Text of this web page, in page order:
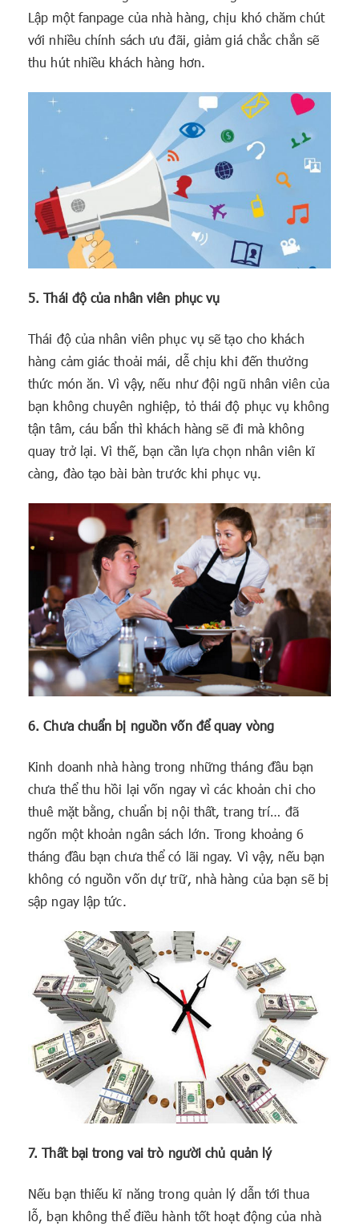
Lập một fanpage của nhà hàng, chịu khó chăm chút
với nhiều chính sách ưu đãi, giảm giá chắc chắn sẽ
thu hút nhiều khách hàng hơn.
5. Thái độ của nhân viên phục vụ
Thái độ của nhân viên phục vụ sẽ tạo cho khách
hàng cảm giác thoải mái, dễ chịu khi đến thưởng
thức món ăn. Vì vậy, nếu như đội ngũ nhân viên của
bạn không chuyên nghiệp, tỏ thái độ phục vụ không
tận tâm, cáu bẩn thì khách hàng sẽ đi mà không
quay trở lại. Vì thế, bạn cần lựa chọn nhân viên kĩ
càng, đào tạo bài bàn trước khi phục vụ.
6. Chưa chuẩn bị nguồn vốn để quay vòng
Kinh doanh nhà hàng trong những tháng đầu bạn
chưa thể thu hồi lại vốn ngay vì các khoản chi cho
thuê mặt bằng, chuẩn bị nội thất, trang trí… đã
ngốn một khoản ngân sách lớn. Trong khoảng 6
tháng đầu bạn chưa thể có lãi ngay. Vì vậy, nếu bạn
không có nguồn vốn dự trữ, nhà hàng của bạn sẽ bị
sập ngay lập tức.
7. Thất bại trong vai trò người chủ quản lý
Nếu bạn thiếu kĩ năng trong quản lý dẫn tới thua
lỗ, bạn không thể điều hành tốt hoạt động của nhà